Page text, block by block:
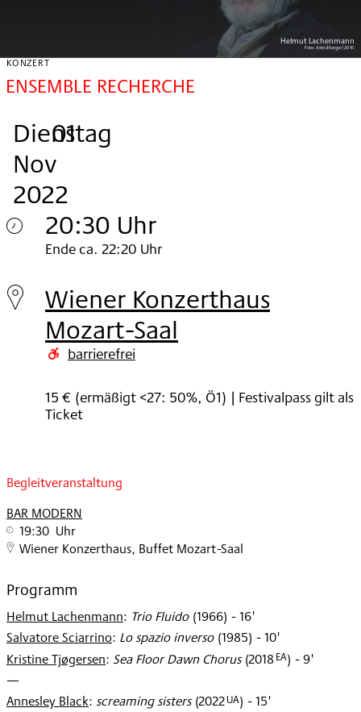
Helmut Lachenmann
Foto: Astrid Karger/2010
KONZERT
ENSEMBLE RECHERCHE
Festivalpass
Dienstag
, 01
.
Nov
2022
.
20:30 Uhr
Dienstag
01.
Nov
2022
Ende ca. 22:20 Uhr
Wiener Konzerthaus
Mozart-Saal
barrierefrei
15 € (ermäßigt <27: 50%, Ö1) | Festivalpass gilt als
Ticket
Begleitveranstaltung
BAR MODERN
19:30 Uhr
Wiener Konzerthaus, Buffet Mozart-Saal
Programm
Helmut Lachenmann: Trio Fluido (1966) - 16'
Salvatore Sciarrino: Lo spazio inverso (1985) - 10'
Kristine Tjøgersen: Sea Floor Dawn Chorus (2018 EA) - 9'
—
Annesley Black: screaming sisters (2022UA) - 15'